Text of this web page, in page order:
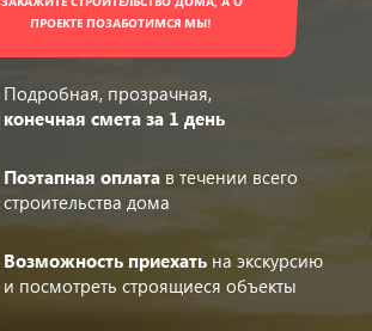
ПРОЕКТЕ ПОЗАБОТИМСЯ МЫ!
Подробная, прозрачная,
конечная смета за 1 день
Поэтапная оплата в течении всего
строительства дома
Возможность приехать на экскурсию
и посмотреть строящиеся объекты